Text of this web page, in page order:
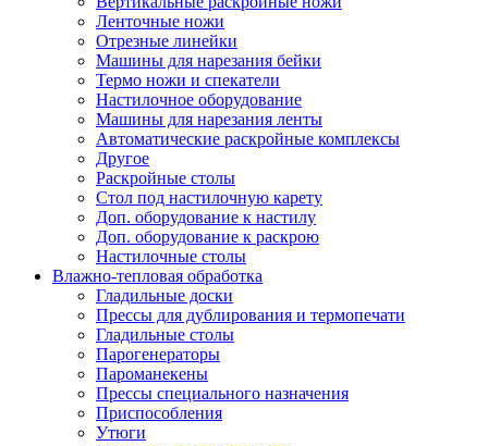
Ленточные ножи
Отрезные линейки
Машины для нарезания бейки
Термо ножи и спекатели
Настилочное оборудование
Машины для нарезания ленты
Автоматические раскройные комплексы
Другое
Раскройные столы
Стол под настилочную карету
Доп. оборудование к настилу
Доп. оборудование к раскрою
Настилочные столы
Влажно-тепловая обработка
Гладильные доски
Прессы для дублирования и термопечати
Гладильные столы
Парогенераторы
Пароманекены
Прессы специального назначения
Приспособления
Утюги